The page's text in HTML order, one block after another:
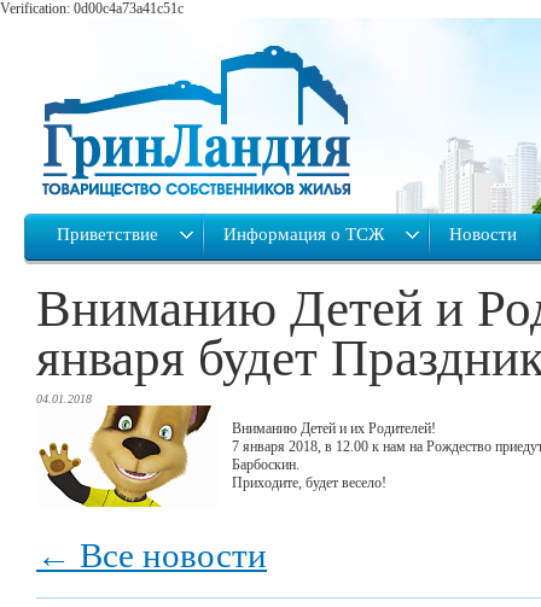
Verification: 0d00c4a73a41c51c
Приветствие Информация о ТСЖ Новости
Вниманию Детей и
января будет
04.01.2018
Вниманию Детей и их Родителей!
7 января 2018, в 12.00 к нам на Рождество
Барбоскин.
Приходите, будет весело!
← Все новости